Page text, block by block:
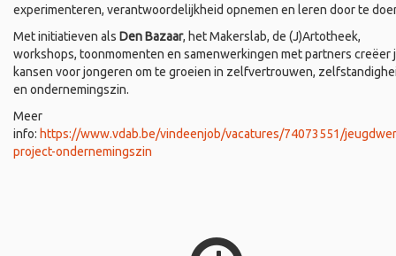
experimenteren, verantwoordelijkheid opnemen en leren door te
Met initiatieven als Den Bazaar, het Makerslab, de (J)Artotheek,
workshops, toonmomenten en samenwerkingen met partners creëer
kansen voor jongeren om te groeien in zelfvertrouwen,
en ondernemingszin.
Meer
info: https://www.vdab.be/vindeenjob/vacatures/74073551/
project-ondernemingszin